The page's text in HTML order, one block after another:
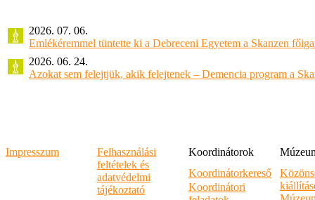
2026. 07. 06.
Emlékéremmel tüntette ki a Debreceni Egyetem a Skanzen
2026. 06. 24.
Azokat sem felejtjük, akik felejtenek – Demencia program a
Impresszum
Felhasználási
feltételek és
adatvédelmi
tájékoztató
Koordinátorok
Koordinátorkereső
Koordinátori